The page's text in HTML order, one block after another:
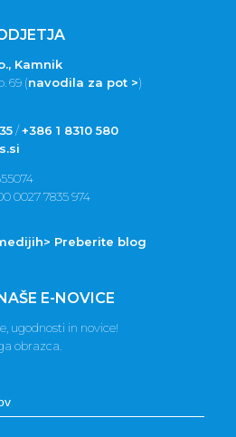
Kamnik
69 (navodila za pot >)
/+386 1 8310 580
0027 7835 974
> Preberite blog
E-NOVICE
ugodnosti in novice!
obrazca.